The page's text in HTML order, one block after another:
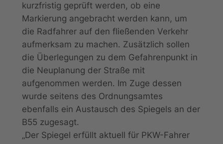
kurzfristig geprüft werden, ob eine
Markierung angebracht werden kann, um
die Radfahrer auf den fließenden Verkehr
aufmerksam zu machen. Zusätzlich sollen
die Überlegungen zu dem Gefahrenpunkt in
die Neuplanung der Straße mit
aufgenommen werden. Im Zuge dessen
wurde seitens des Ordnungsamtes
ebenfalls ein Austausch des Spiegels an der
B55 zugesagt.
„Der Spiegel erfüllt aktuell für PKW-Fahrer